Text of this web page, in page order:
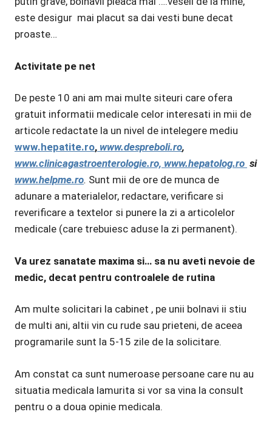
este desigur mai placut sa dai vesti bune decat
proaste…
Activitate pe net
De peste 10 ani am mai multe siteuri care ofera
gratuit informatii medicale celor interesati in mii de
articole redactate la un nivel de intelegere mediu
www.hepatite.ro, www.despreboli.ro,
www.clinicagastroenterologie.ro, www.hepatolog.ro si
www.helpme.ro. Sunt mii de ore de munca de
adunare a materialelor, redactare, verificare si
reverificare a textelor si punere la zi a articolelor
medicale (care trebuiesc aduse la zi permanent).
Va urez sanatate maxima si… sa nu aveti nevoie de
medic, decat pentru controalele de rutina
Am multe solicitari la cabinet , pe unii bolnavi ii stiu
de multi ani, altii vin cu rude sau prieteni, de aceea
programarile sunt la 5-15 zile de la solicitare.
Am constat ca sunt numeroase persoane care nu au
situatia medicala lamurita si vor sa vina la consult
pentru o a doua opinie medicala.